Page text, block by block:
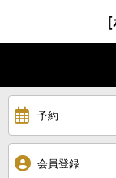
[
予約
会員登録